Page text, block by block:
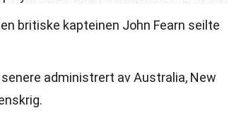
britiske kapteinen John Fearn seilte
senere administrert av Australia, New